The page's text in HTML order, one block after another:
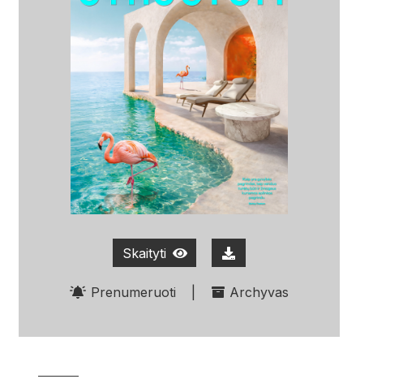
Skaityti
Prenumeruoti Archyvas